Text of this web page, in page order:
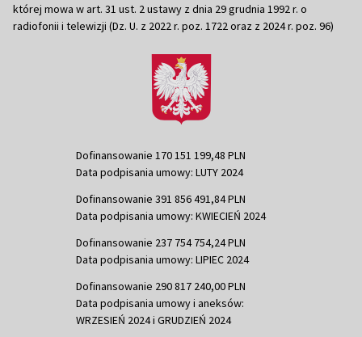
której mowa w art. 31 ust. 2 ustawy z dnia 29 grudnia 1992 r. o
radiofonii i telewizji (Dz. U. z 2022 r. poz. 1722 oraz z 2024 r. poz. 96)
Dofinansowanie 170 151 199,48 PLN
Data podpisania umowy: LUTY 2024
Dofinansowanie 391 856 491,84 PLN
Data podpisania umowy: KWIECIEŃ 2024
Dofinansowanie 237 754 754,24 PLN
Data podpisania umowy: LIPIEC 2024
Dofinansowanie 290 817 240,00 PLN
Data podpisania umowy i aneksów:
WRZESIEŃ 2024 i GRUDZIEŃ 2024